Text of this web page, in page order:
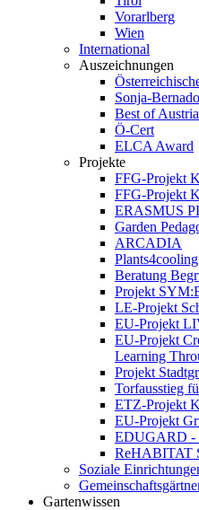
Vorarlberg
Wien
International
Auszeichnungen
Sonja-
Best of Austria
Ö-Cert
ELCA Award
Projekte
FFG-Projekt
FFG-Projekt
ERASMUS
Garden
ARCADIA
Plants4cooling
Beratung
Projekt
LE-Projekt
EU-Projekt
EU-Projekt
Learning
Projekt
Torfausstieg
ETZ-Projekt
EU-Projekt
EDUGARD -
ReHABITAT
Soziale
Gartenwissen